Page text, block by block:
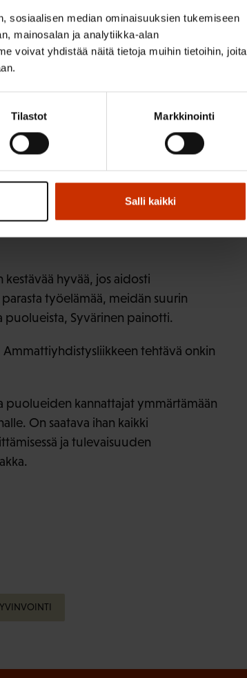
sosiaalisen median ominaisuuksien tukemiseen
mainosalan ja analytiikka-alan
voivat yhdistää näitä tietoja muihin tietoihin, joita
Tilastot Markkinointi
Salli kaikki
arvioi.
kolmikantaisen valmistelun ja
seuraamaan, mitkä puolueet ovat
hyvää, jos aidosti
työelämää, meidän suurin
puolueista, Syvärinen painotti.
tehtävä onkin
kannattajat ymmärtämään
On saatava ihan kaikki
ja tulevaisuuden